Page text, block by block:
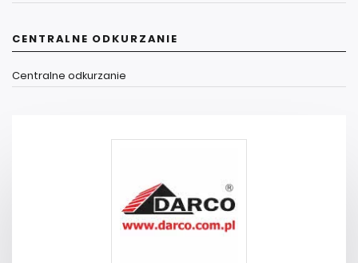
CENTRALNE ODKURZANIE
Centralne odkurzanie